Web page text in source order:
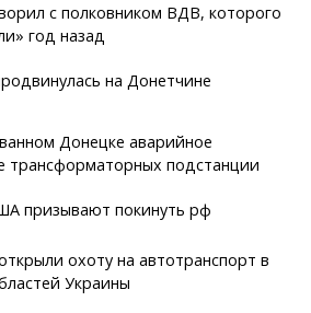
с полковником ВДВ, которого
год назад
на Донетчине
Донецке аварийное
трансформаторных подстанции
призывают покинуть рф
охоту на автотранспорт в
Украины